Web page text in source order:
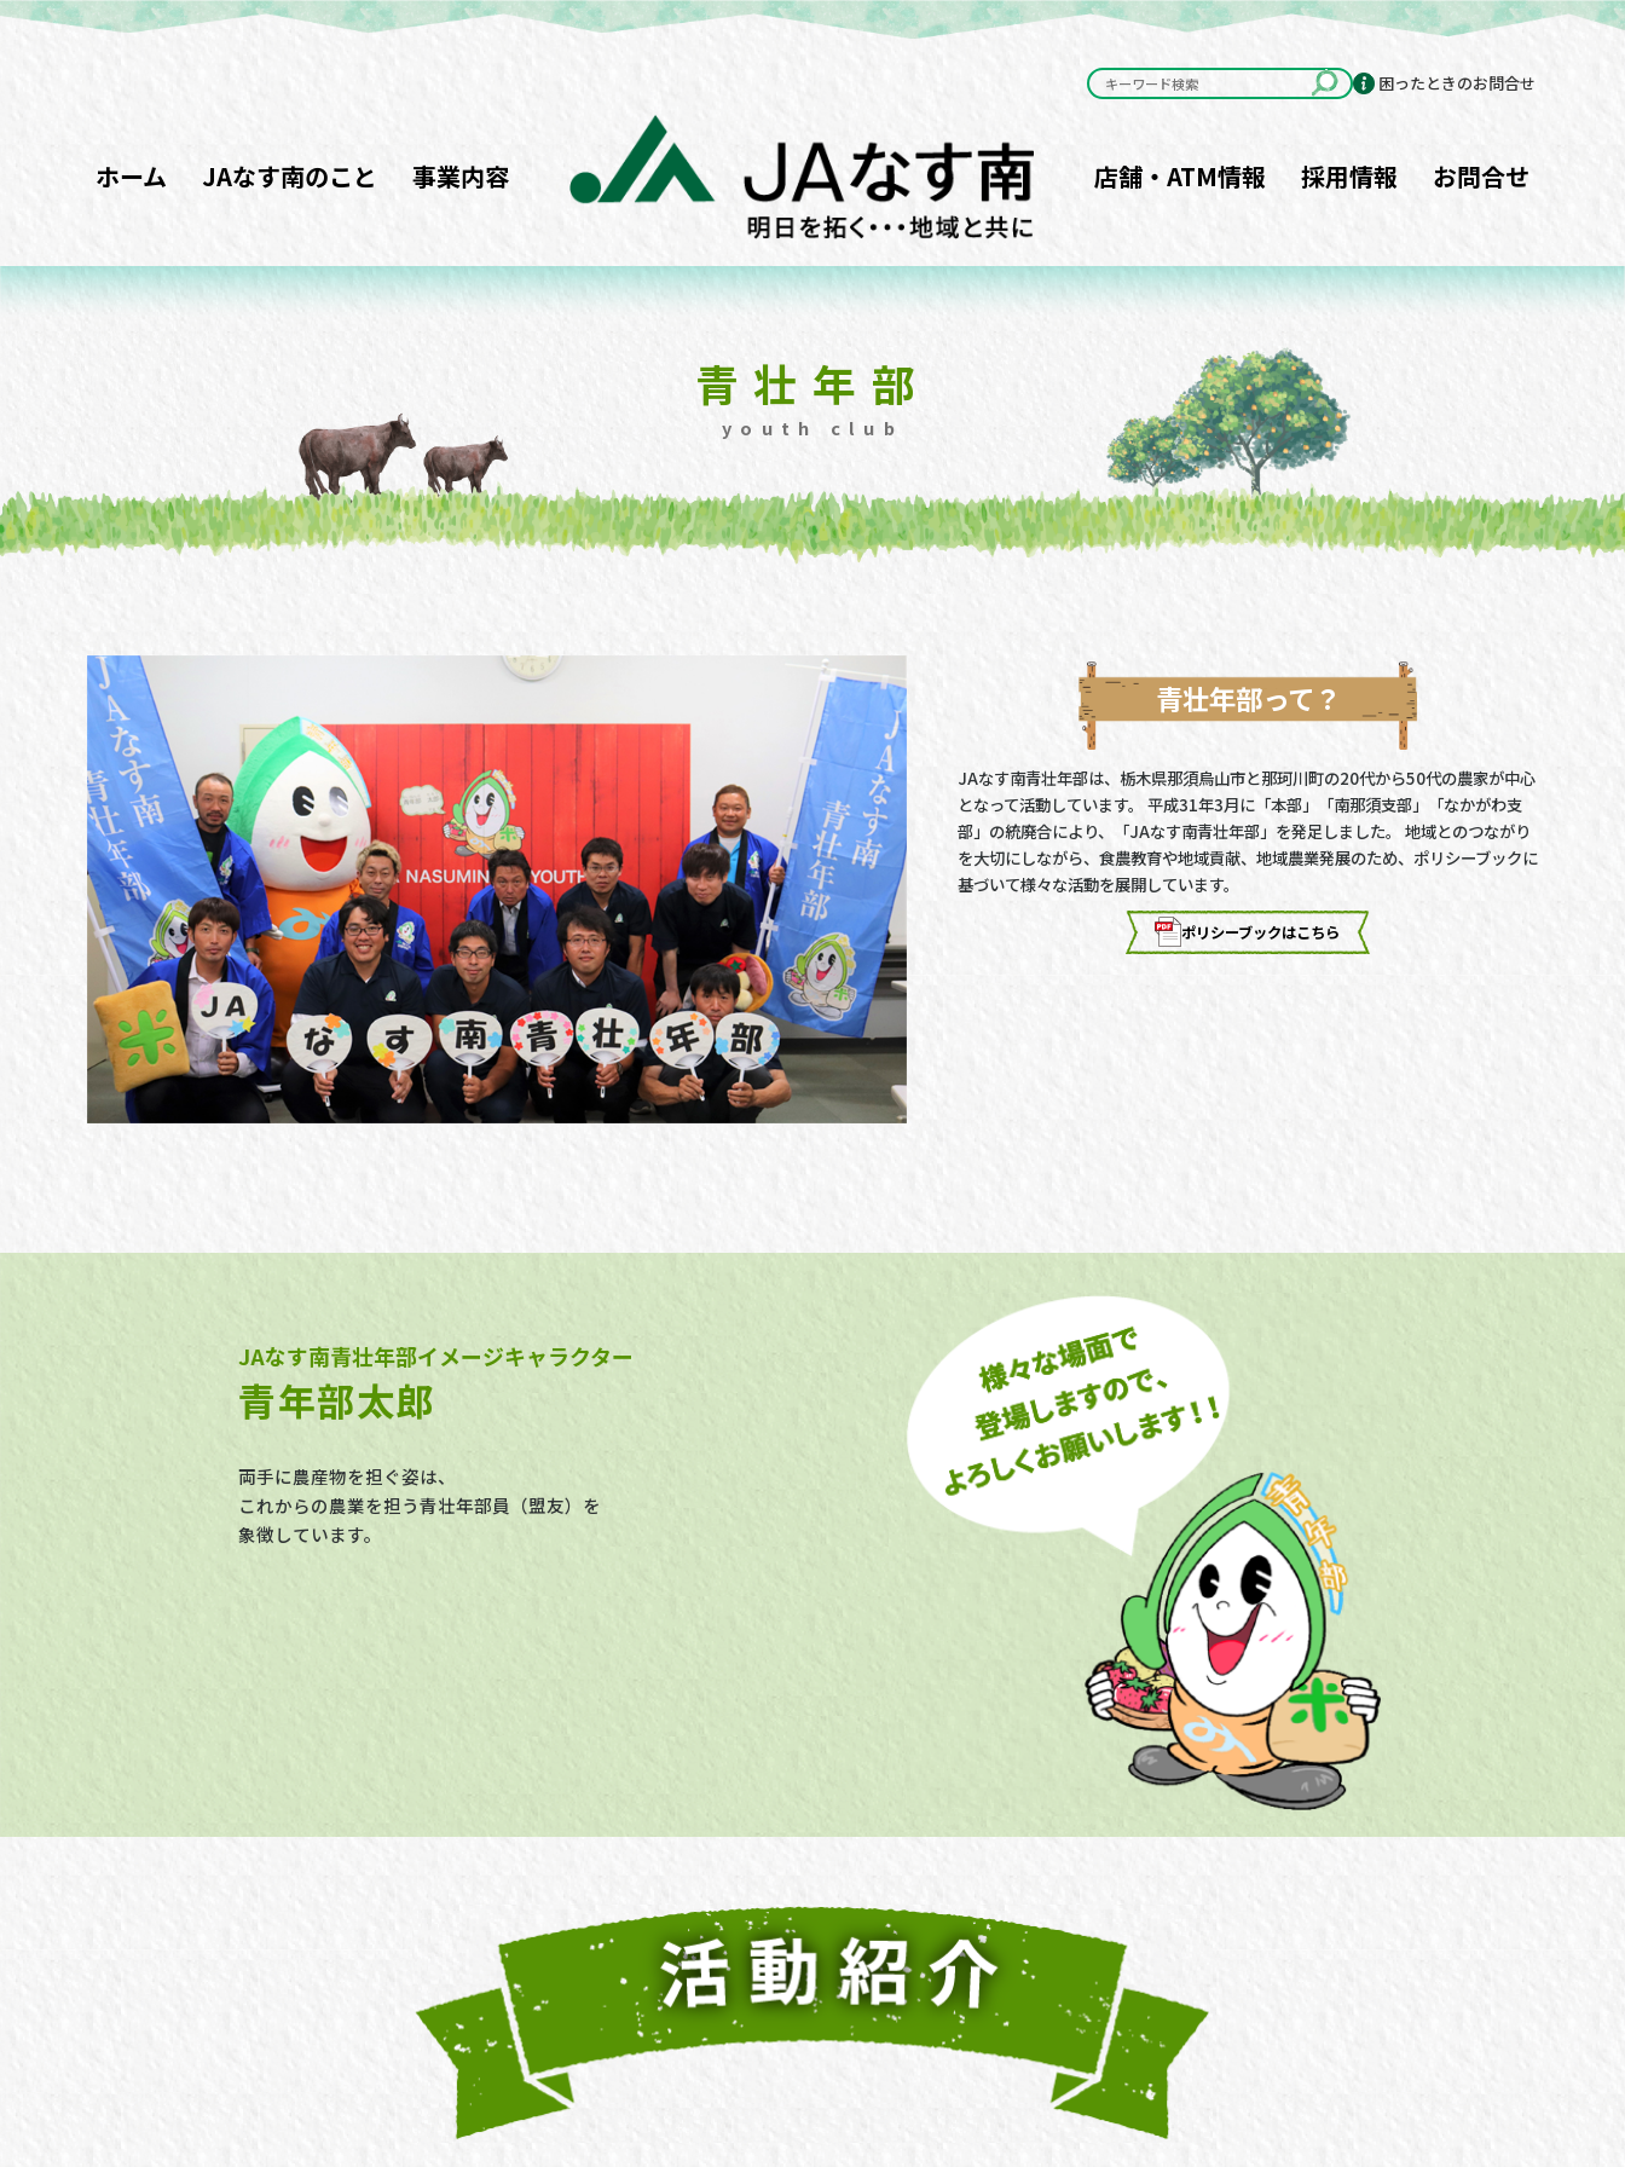
困ったときのお問合せ
ホーム JAなす南のこと 事業内容 店舗・ATM情報 採用情報 お問合せ
青壮年部
youth club
青壮年部って？
JAなす南青壮年部は、栃木県那須烏山市と那珂川町の20代から50代の農家が中心
となって活動しています。 平成31年3月に「本部」「南那須支部」「なかがわ支
部」の統廃合により、「JAなす南青壮年部」を発足しました。 地域とのつながり
を大切にしながら、食農教育や地域貢献、地域農業発展のため、ポリシーブックに
基づいて様々な活動を展開しています。
ポリシーブックはこちら
JAなす南青壮年部イメージキャラクター
青年部太郎
両手に農産物を担ぐ姿は、
これからの農業を担う青壮年部員（盟友）を
象徴しています。